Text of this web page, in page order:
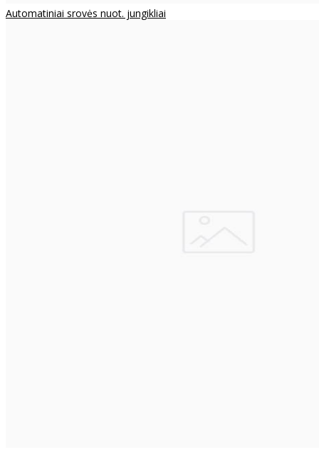
Automatiniai srovės nuot. jungikliai